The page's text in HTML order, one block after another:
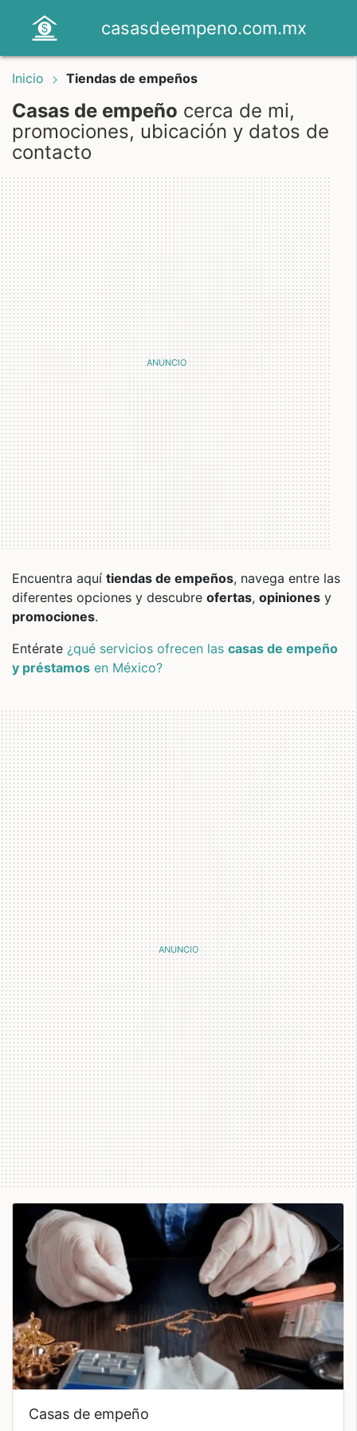
casasdeempeno.com.mx
Inicio Tiendas de empeños
Casas de empeño cerca de mi,
promociones, ubicación y datos de
contacto
Encuentra aquí tiendas de empeños, navega entre las
diferentes opciones y descubre ofertas, opiniones y
promociones.
Entérate ¿qué servicios ofrecen las casas de empeño
y préstamos en México?
casas de empeño